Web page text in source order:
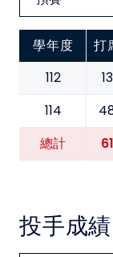
學年度 打
112 13
114
總計 61
投手成績